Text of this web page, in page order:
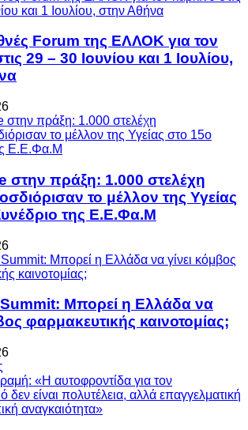
Forum της ΕΛΛΟΚ για τον
29 – 30 Ιουνίου και 1 Ιουλίου,
στην πράξη: 1.000 στελέχη
το μέλλον της Υγείας
της Ε.Ε.Φα.Μ
Μπορεί η Ελλάδα να
φαρμακευτικής καινοτομίας;